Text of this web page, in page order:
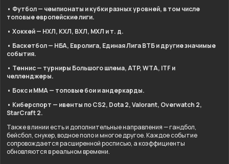
• Футбол — чемпионаты и кубки разных уровней, в том числе
топовые европейские лиги.
• Хоккей — НХЛ, КХЛ, ВХЛ, МХЛ и т. д.
• Баскетбол — НБА, Евролига, Единая Лига ВТБ и другие значимые
события.
• Теннис — турниры Большого шлема, ATP, WTA, ITF и
челленджеры.
• Бокс и ММА — топовые бои и андеркарды.
• Киберспорт — ивенты по CS2, Dota 2, Valorant, Overwatch 2,
StarCraft 2.
Также в линии есть и дополнительные направления — гандбол,
бейсбол, снукер, водное поло и многое другое. Каждое событие
сопровождается расширенной росписью, а коэффициенты
обновляются в реальном времени.